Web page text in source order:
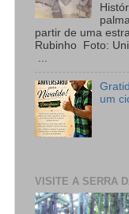
partir de uma
Rubinho Foto:
um
VISITE A SERRA